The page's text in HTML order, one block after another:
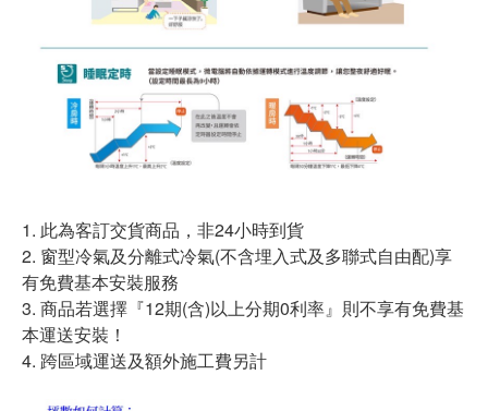
1. 此為客訂交貨商品，非24小時到貨
2. 窗型冷氣及分離式冷氣(不含埋入式及多聯式自由配)享
有免費基本安裝服務
3. 商品若選擇『12期(含)以上分期0利率』則不享有免費基
本運送安裝！
4. 跨區域運送及額外施工費另計